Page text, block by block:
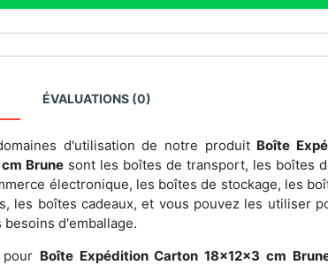
ÉVALUATIONS (0)
d'utilisation de notre produit Boîte
Brunesont les boîtes de transport, les boîtes
électronique, les boîtes de stockage, les
les boîtes cadeaux, et vous pouvez les utiliser
d'emballage.
Boîte Expédition Carton 18x12x3 cm